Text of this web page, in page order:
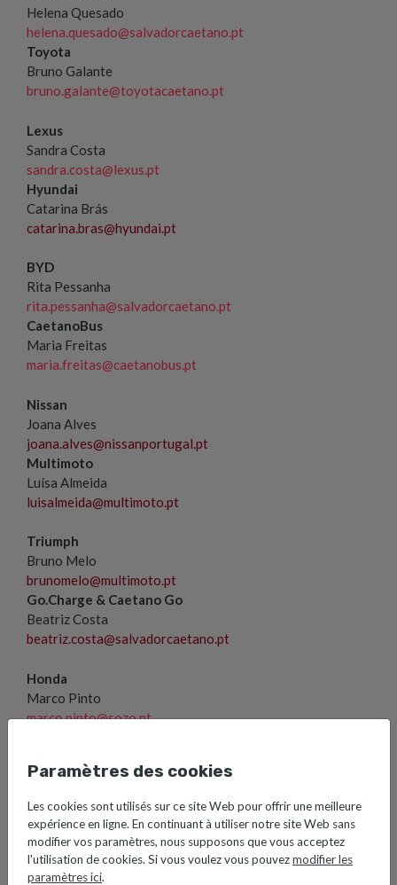
Helena Quesado
helena.quesado@salvadorcaetano.pt
Toyota
Bruno Galante
bruno.galante@toyotacaetano.pt
Lexus
Sandra Costa
sandra.costa@lexus.pt
Hyundai
Catarina Brás
catarina.bras@hyundai.pt
BYD
Rita Pessanha
rita.pessanha@salvadorcaetano.pt
CaetanoBus
Maria Freitas
maria.freitas@caetanobus.pt
Nissan
Joana Alves
joana.alves@nissanportugal.pt
Multimoto
Luísa Almeida
luisalmeida@multimoto.pt
Triumph
Bruno Melo
brunomelo@multimoto.pt
Go.Charge & Caetano Go
Beatriz Costa
beatriz.costa@salvadorcaetano.pt
Honda
Marco Pinto
marco.pinto@sozo.pt
ana.martins@salvadorcaetano.pt
Caetano Aeronautic
Sónia Natividade
sonia.natividade@caetanoaeronautic.pt
Lusilectra
Paramètres des cookies
Les cookies sont utilisés sur ce site Web pour offrir une meilleure
expérience en ligne. En continuant à utiliser notre site Web sans
modifier vos paramètres, nous supposons que vous acceptez
l'utilisation de cookies. Si vous voulez vous pouvezmodifier les
paramètres ici.